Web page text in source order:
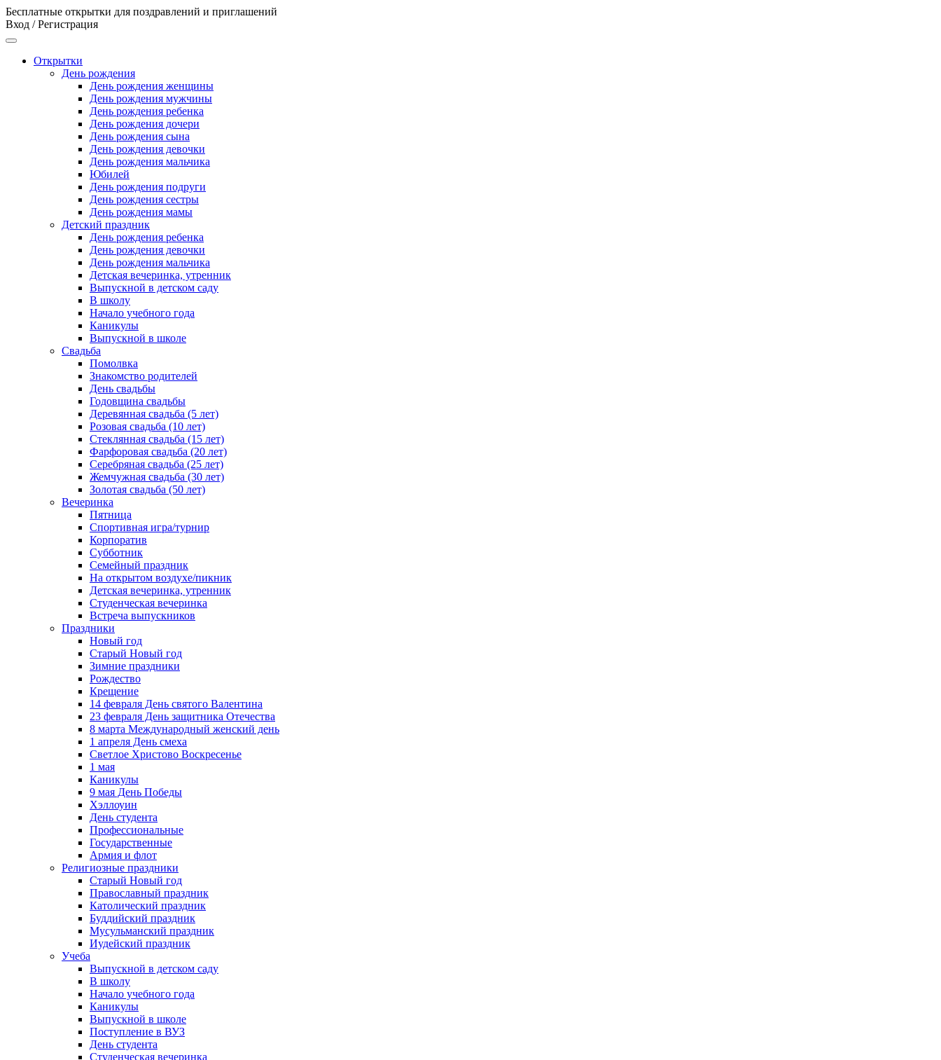
Бесплатные открытки для поздравлений и приглашений
Вход / Регистрация
Открытки
День рождения
День рождения женщины
День рождения мужчины
День рождения ребенка
День рождения дочери
День рождения сына
День рождения девочки
День рождения мальчика
Юбилей
День рождения подруги
День рождения сестры
День рождения мамы
Детский праздник
День рождения ребенка
День рождения девочки
День рождения мальчика
Детская вечеринка, утренник
Выпускной в детском саду
В школу
Начало учебного года
Каникулы
Выпускной в школе
Свадьба
Помолвка
Знакомство родителей
День свадьбы
Годовщина свадьбы
Деревянная свадьба (5 лет)
Розовая свадьба (10 лет)
Стеклянная свадьба (15 лет)
Фарфоровая свадьба (20 лет)
Серебряная свадьба (25 лет)
Жемчужная свадьба (30 лет)
Золотая свадьба (50 лет)
Вечеринка
Пятница
Спортивная игра/турнир
Корпоратив
Субботник
Семейный праздник
На открытом воздухе/пикник
Детская вечеринка, утренник
Студенческая вечеринка
Встреча выпускников
Праздники
Новый год
Старый Новый год
Зимние праздники
Рождество
Крещение
14 февраля День святого Валентина
23 февраля День защитника Отечества
8 марта Международный женский день
1 апреля День смеха
Светлое Христово Воскресенье
1 мая
Каникулы
9 мая День Победы
Хэллоуин
День студента
Профессиональные
Государственные
Армия и флот
Религиозные праздники
Старый Новый год
Православный праздник
Католический праздник
Буддийский праздник
Мусульманский праздник
Иудейский праздник
Учеба
Выпускной в детском саду
В школу
Начало учебного года
Каникулы
Выпускной в школе
Поступление в ВУЗ
День студента
Студенческая вечеринка